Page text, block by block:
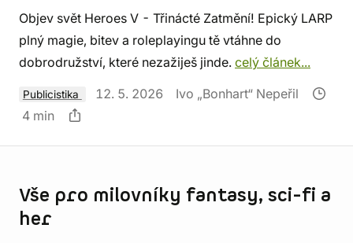
Objev svět Heroes V - Třinácté Zatmění! Epický LARP
plný magie, bitev a roleplayingu tě vtáhne do
dobrodružství, které nezažiješ jinde. celý článek...
Publicistika 12. 5. 2026
Ivo „Bonhart“ Nepeřil
4 min
Vše pro milovníky fantasy, sci-fi a
her